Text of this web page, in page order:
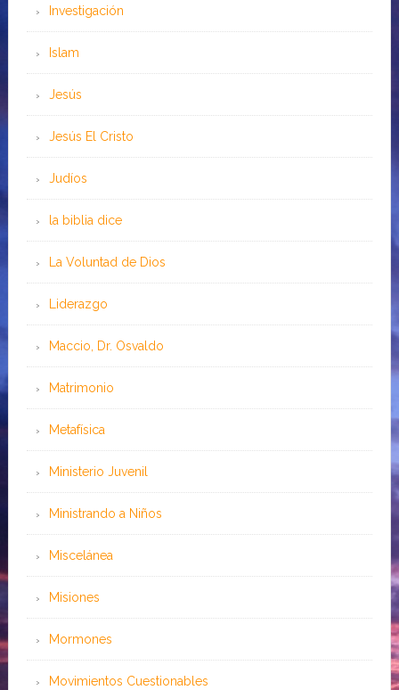
Investigación
Islam
Jesús
Jesús El Cristo
Judíos
la biblia dice
La Voluntad de Dios
Liderazgo
Maccio, Dr. Osvaldo
Matrimonio
Metafísica
Ministerio Juvenil
Ministrando a Niños
Miscelánea
Misiones
Mormones
Movimientos Cuestionables